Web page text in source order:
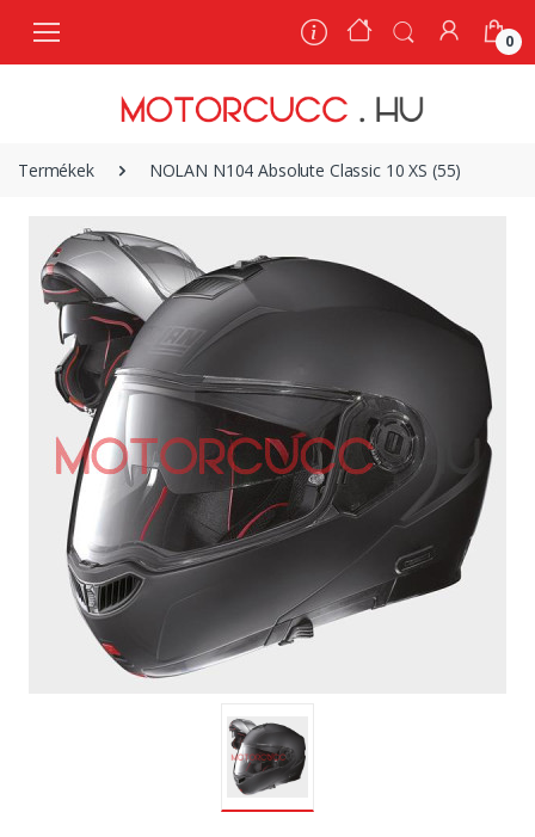
0
Termékek NOLAN N104 Absolute Classic 10 XS (55)
0